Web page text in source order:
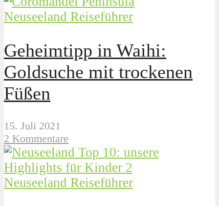
Neuseeland Reiseführer
Geheimtipp in Waihi:
Goldsuche mit trockenen
Füßen
15. Juli 2021
2 Kommentare
Neuseeland Reiseführer